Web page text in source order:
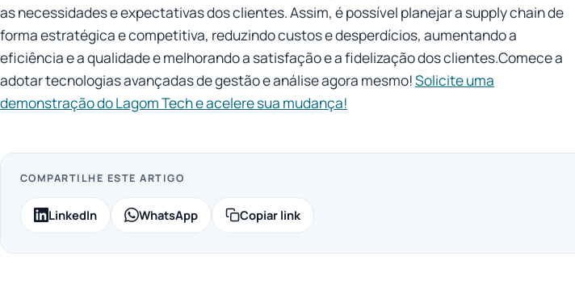
as necessidades e expectativas dos clientes. Assim, é possível planejar a supply chain de
forma estratégica e competitiva, reduzindo custos e desperdícios, aumentando a
eficiência e a qualidade e melhorando a satisfação e a fidelização dos clientes.Comece a
adotar tecnologias avançadas de gestão e análise agora mesmo!Solicite uma
demonstração do Lagom Tech e acelere sua mudança!
COMPARTILHE ESTE ARTIGO
LinkedIn WhatsApp Copiar link